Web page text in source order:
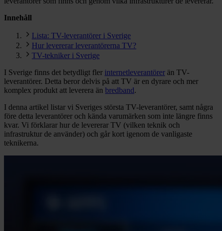
Innehåll
Lista: TV-leverantörer i Sverige
Hur levererar leverantörerna TV?
TV-tekniker i Sverige
I Sverige finns det betydligt fler internetleverantörer än TV-
leverantörer. Detta beror delvis på att TV är en dyrare och mer
komplex produkt att leverera än bredband.
I denna artikel listar vi Sveriges största TV-leverantörer, samt några
före detta leverantörer och kända varumärken som inte längre finns
kvar. Vi förklarar hur de levererar TV (vilken teknik och
infrastruktur de använder) och går kort igenom de vanligaste
teknikerna.